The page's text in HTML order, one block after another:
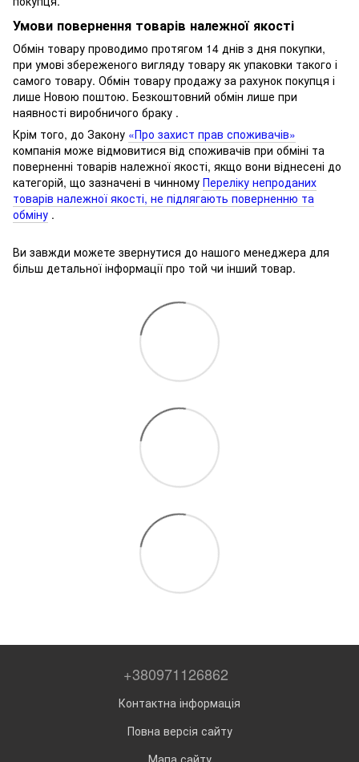
Умови повернення товарів належної якості
Обмін товару проводимо протягом 14 днів з дня покупки,
при умові збереженого вигляду товару як упаковки такого і
самого товару. Обмін товару продажу за рахунок покупця і
лише Новою поштою. Безкоштовний обмін лише при
наявності виробничого браку .
Крім того, до Закону «Про захист прав споживачів»
компанія може відмовитися від споживачів при обміні та
поверненні товарів належної якості, якщо вони віднесені до
категорій, що зазначені в чинному Переліку непроданих
товарів належної якості, не підлягають поверненню та
обміну .
Ви завжди можете звернутися до нашого менеджера для
більш детальної інформації про той чи інший товар.
+380971126862
Контактна інформація
Повна версія сайту
Мапа сайту